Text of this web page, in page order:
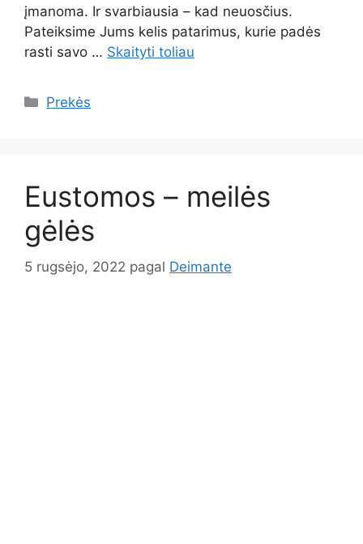
įmanoma. Ir svarbiausia – kad neuosčius.
Pateiksime Jums kelis patarimus, kurie padės
rasti savo … Skaityti toliau
Kategorijos
Prekės
Eustomos – meilės
gėlės
5 rugsėjo, 2022 pagal Deimante